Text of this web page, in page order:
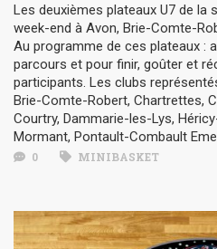
Les deuxièmes plateaux U7 de la
week-end à Avon, Brie-Comte-
Au programme de ces plateaux :
parcours et pour finir, goûter et
participants. Les clubs
Brie-Comte-Robert, Chartrettes,
Courtry, Dammarie-les-Lys,
Mormant, Pontault-Combault
0 MINIBASKET